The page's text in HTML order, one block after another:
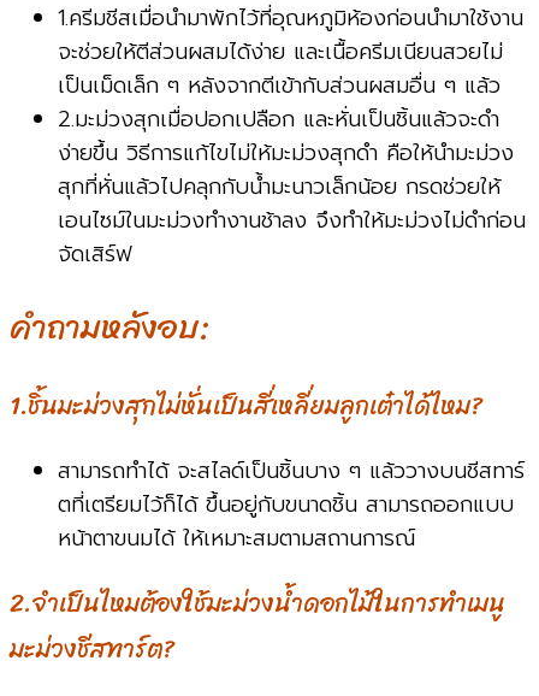
1.ครีมชีสเมื่อนำมาพักไว้ที่อุณหภูมิห้องก่อนนำมาใช้งาน
จะช่วยให้ตีส่วนผสมได้ง่าย และเนื้อครีมเนียนสวยไม่
เป็นเม็ดเล็ก ๆ หลังจากตีเข้ากับส่วนผสมอื่น ๆ แล้ว
2.มะม่วงสุกเมื่อปอกเปลือก และหั่นเป็นชิ้นแล้วจะดำ
ง่ายขึ้น วิธีการแก้ไขไม่ให้มะม่วงสุกดำ คือให้นำมะม่วง
สุกที่หั่นแล้วไปคลุกกับน้ำมะนาวเล็กน้อย กรดช่วยให้
เอนไซม์ในมะม่วงทำงานช้าลง จึงทำให้มะม่วงไม่ดำก่อน
จัดเสิร์ฟ
คำถามหลังอบ:
1.ชิ้นมะม่วงสุกไม่หั่นเป็นสี่เหลี่ยมลูกเต๋าได้ไหม?
สามารถทำได้ จะสไลด์เป็นชิ้นบาง ๆ แล้ววางบนชีสทาร์
ตที่เตรียมไว้ก็ได้ ขึ้นอยู่กับขนาดชิ้น สามารถออกแบบ
หน้าตาขนมได้ ให้เหมาะสมตามสถานการณ์
2.จำเป็นไหมต้องใช้มะม่วงน้ำดอกไม้ในการทำเมนู
มะม่วงชีสทาร์ต?